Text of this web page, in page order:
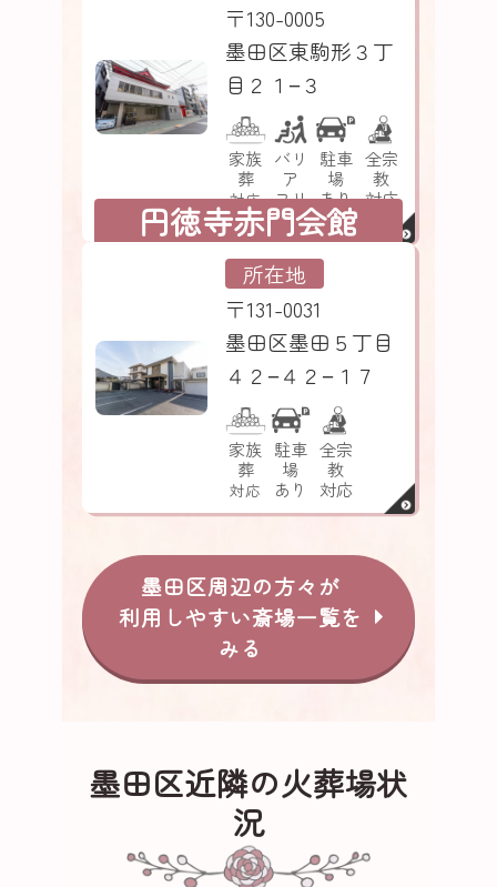
〒130-0005
墨田区東駒形３丁
目２１−３
家族
葬
対応
バリ
ア
フリ
ー
駐車
場
あり
全宗
教
対応
円徳寺赤門会館
所在地
〒131-0031
墨田区墨田５丁目
４２−４２−１７
家族
葬
対応
駐車
場
あり
全宗
教
対応
墨田区周辺の方々が
利用しやすい斎場一覧を
みる
墨田区近隣の火葬場状
況